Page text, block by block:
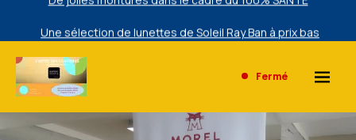
Une sélection de lunettes de Soleil Ray Ban à prix bas
exclusivement en magasin.
De jolies montures dans le cadre du 100% SANTE
Une sélection de lunettes de Soleil Ray Ban à prix bas
exclusivement en magasin.
Fermé